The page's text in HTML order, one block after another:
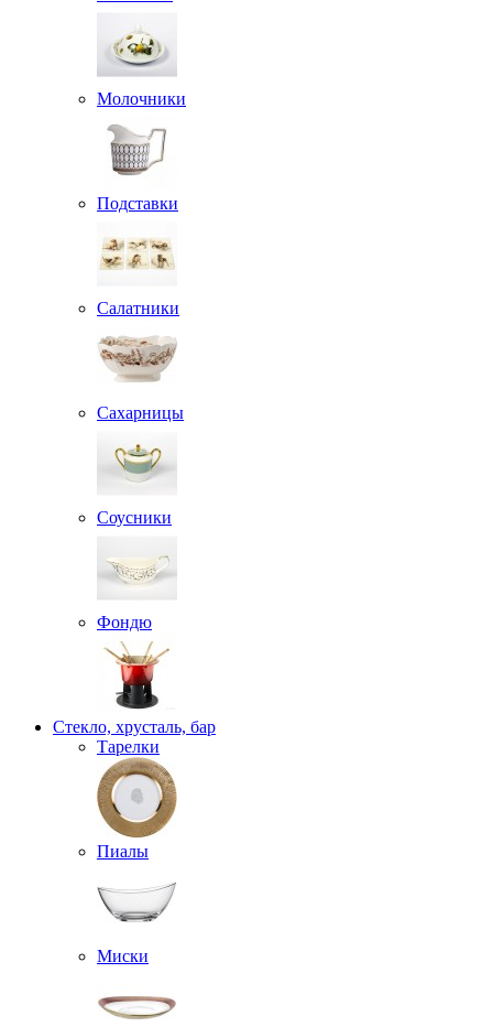
Молочники
Подставки
Салатники
Сахарницы
Соусники
Фондю
Стекло, хрусталь, бар
Тарелки
Пиалы
Миски